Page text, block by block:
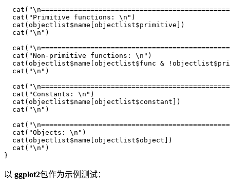
  cat("Primitive functions: \n")
  cat(objectlist$name[objectlist$primitive])
  cat("\n")
  cat("Non-primitive functions: \n")
cat(objectlist$name[objectlist$func &
  cat("\n")
  cat("Constants: \n")
  cat(objectlist$name[objectlist$constant])
  cat("\n")
  cat("Objects: \n")
  cat(objectlist$name[objectlist$object])
  cat("\n")
}
以 ggplot2包作为示例测试：